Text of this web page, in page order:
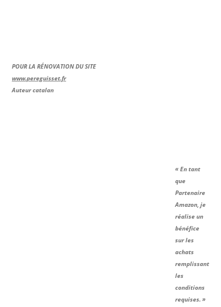
POUR LA RÉNOVATION DU SITE
www.pereguisset.fr
Auteur catalan
« En tant
que
Partenaire
Amazon, je
réalise un
bénéfice
sur les
achats
remplissant
les
conditions
requises. »